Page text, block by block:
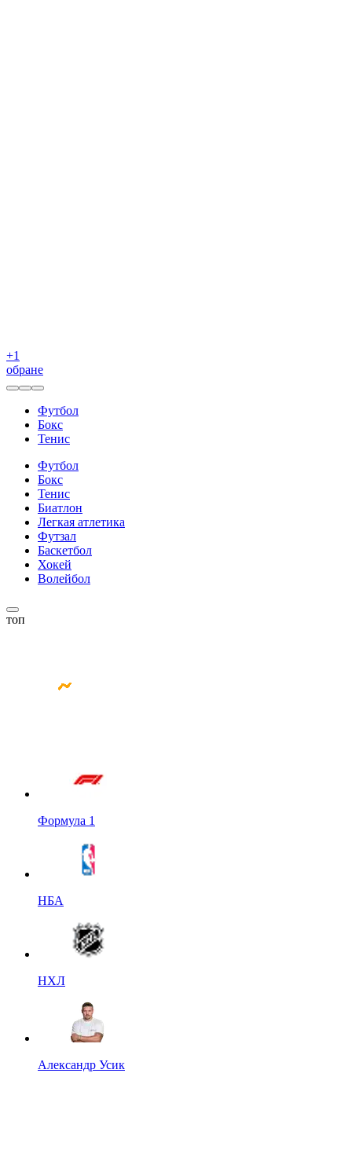
+1
обране
Футбол
Бокс
Тенис
Футбол
Бокс
Тенис
Биатлон
Легкая атлетика
Футзал
Баскетбол
Хокей
Волейбол
топ
Формула 1
НБА
НХЛ
Александр Усик